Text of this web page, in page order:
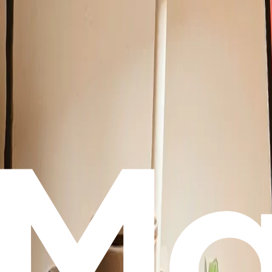
부동산 & 경매 자료
프롭테크란?